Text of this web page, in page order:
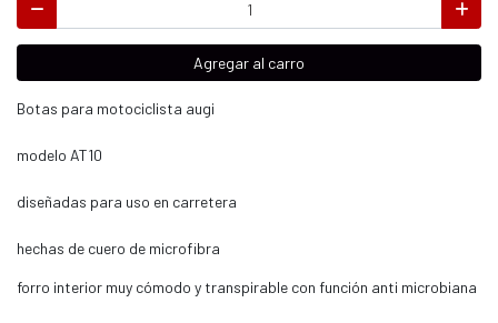
Agregar al carro
Botas para motociclista augi
modelo AT10
diseñadas para uso en carretera
hechas de cuero de microfibra
forro interior muy cómodo y transpirable con función anti microbiana